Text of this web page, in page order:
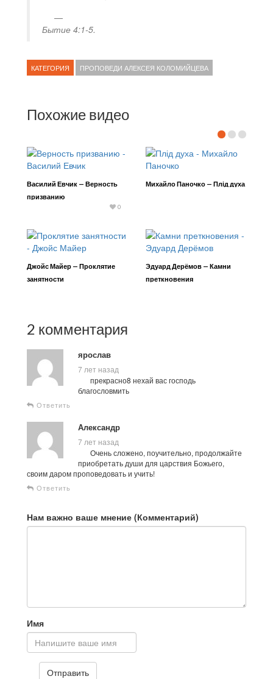
Бытие 4:1-5.
КАТЕГОРИЯ ПРОПОВЕДИ АЛЕКСЕЯ КОЛОМИЙЦЕВА
Похожие видео
Василий Евчик — Верность
призванию
0
Михайло Паночко — Плід духа
Джойс Майер — Проклятие
занятности
Эдуард Дерёмов — Камни
преткновения
2 комментария
ярослав
7 лет назад
прекрасно8 нехай вас господь
благословмить
Ответить
Александр
7 лет назад
Очень сложено, поучительно, продолжайте
приобретать души для царствия Божьего,
своим даром проповедовать и учить!
Ответить
Нам важно ваше мнение (Комментарий)
Имя